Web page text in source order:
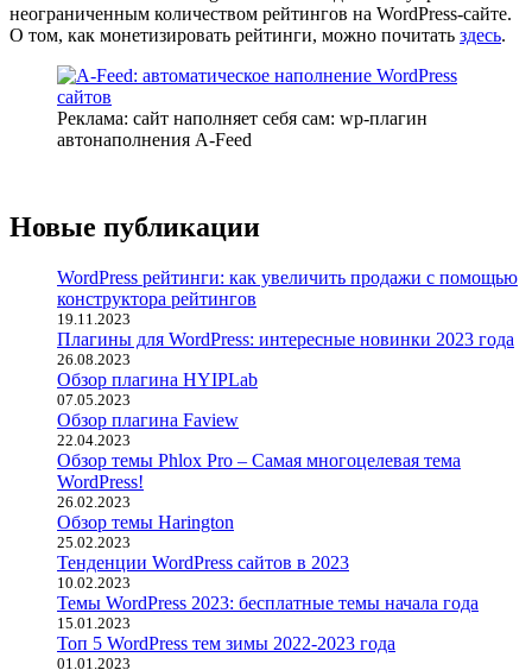
неограниченным количеством рейтингов на WordPress-сайте.
О том, как монетизировать рейтинги, можно почитать здесь.
Реклама: сайт наполняет себя сам: wp-плагин
автонаполнения A-Feed
Новые публикации
WordPress рейтинги: как увеличить продажи с помощью
конструктора рейтингов
19.11.2023
Плагины для WordPress: интересные новинки 2023 года
26.08.2023
Обзор плагина HYIPLab
07.05.2023
Обзор плагина Faview
22.04.2023
Обзор темы Phlox Pro – Самая многоцелевая тема
WordPress!
26.02.2023
Обзор темы Harington
25.02.2023
Тенденции WordPress сайтов в 2023
10.02.2023
Темы WordPress 2023: бесплатные темы начала года
15.01.2023
Топ 5 WordPress тем зимы 2022-2023 года
01.01.2023